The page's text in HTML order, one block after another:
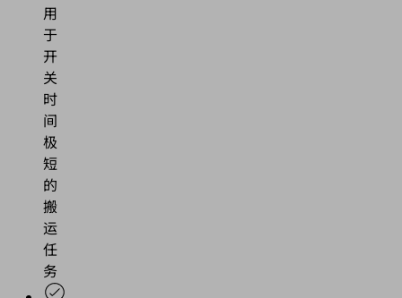
用
于
开
关
时
间
极
短
的
搬
运
任
务